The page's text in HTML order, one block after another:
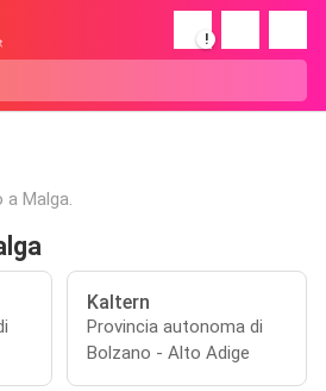
!
Malga.
Kaltern
Provincia autonoma di
Bolzano - Alto Adige